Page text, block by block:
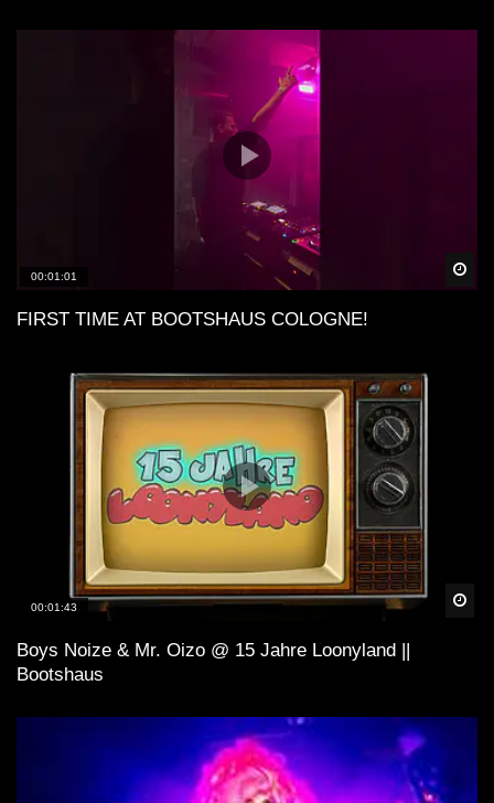
00:01:01
FIRST TIME AT BOOTSHAUS COLOGNE!
00:01:43
Boys Noize & Mr. Oizo @ 15 Jahre Loonyland ||
Bootshaus